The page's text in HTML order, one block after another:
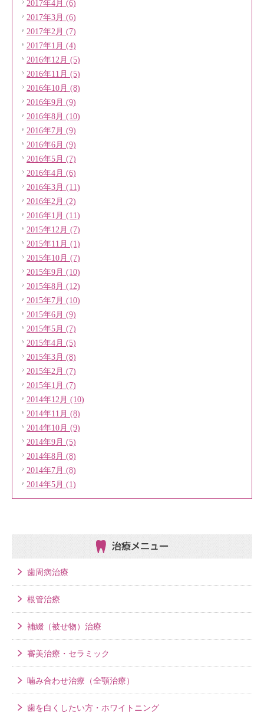
2017年4月 (6)
2017年3月 (6)
2017年2月 (7)
2017年1月 (4)
2016年12月 (5)
2016年11月 (5)
2016年10月 (8)
2016年9月 (9)
2016年8月 (10)
2016年7月 (9)
2016年6月 (9)
2016年5月 (7)
2016年4月 (6)
2016年3月 (11)
2016年2月 (2)
2016年1月 (11)
2015年12月 (7)
2015年11月 (1)
2015年10月 (7)
2015年9月 (10)
2015年8月 (12)
2015年7月 (10)
2015年6月 (9)
2015年5月 (7)
2015年4月 (5)
2015年3月 (8)
2015年2月 (7)
2015年1月 (7)
2014年12月 (10)
2014年11月 (8)
2014年10月 (9)
2014年9月 (5)
2014年8月 (8)
2014年7月 (8)
2014年5月 (1)
治療メニュー
歯周病治療
根管治療
補綴（被せ物）治療
審美治療・セラミック
噛み合わせ治療（全顎治療）
歯を白くしたい方・ホワイトニング